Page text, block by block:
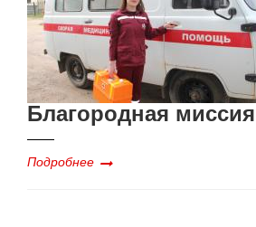
Благородная миссия
Подробнее